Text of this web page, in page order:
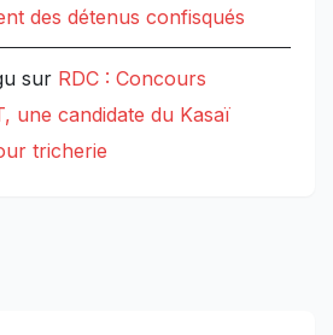
des détenus confisqués
sur RDC : Concours
une candidate du Kasaï
tricherie